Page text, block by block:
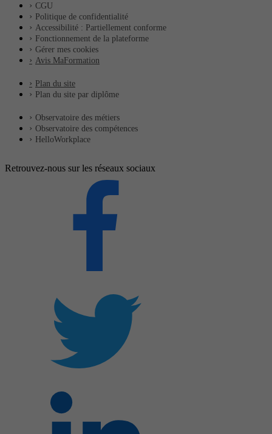
CGU
Politique de confidentialité
Accessibilité : Partiellement conforme
Fonctionnement de la plateforme
Gérer mes cookies
Avis MaFormation
Plan du site
Plan du site par diplôme
Observatoire des métiers
Observatoire des compétences
HelloWorkplace
Retrouvez-nous sur les réseaux sociaux